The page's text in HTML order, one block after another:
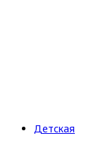
Детская